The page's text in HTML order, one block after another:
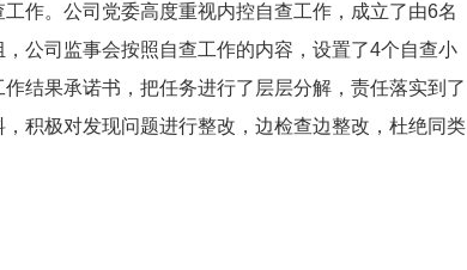
作。公司党委高度重视内控自查工作，成立了由6名
公司监事会按照自查工作的内容，设置了4个自查小
结果承诺书，把任务进行了层层分解，责任落实到了
积极对发现问题进行整改，边检查边整改，杜绝同类